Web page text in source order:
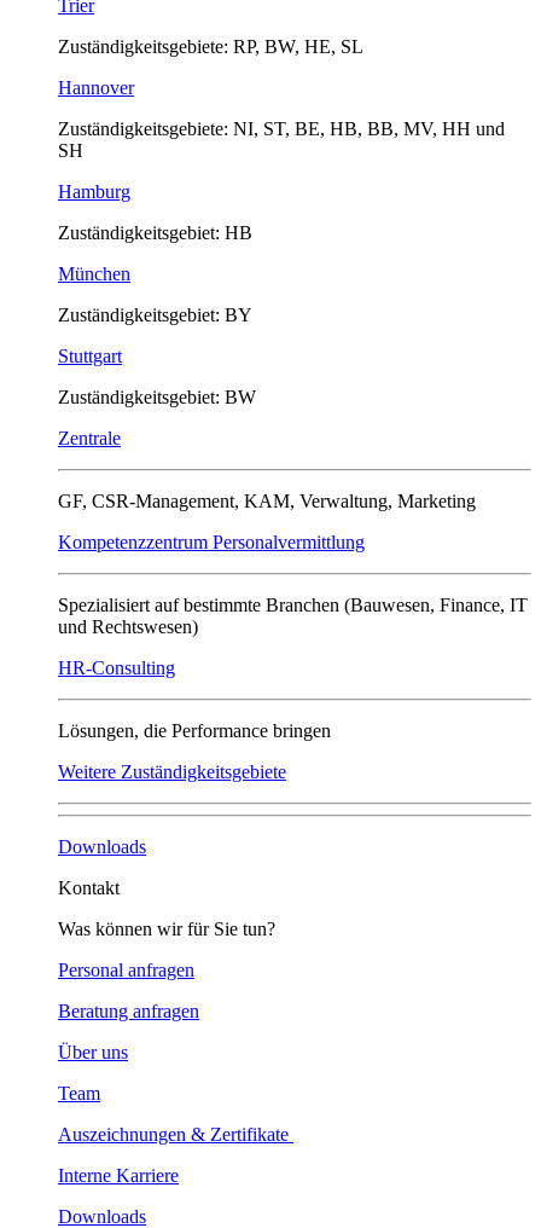
Trier
Zuständigkeitsgebiete: RP, BW, HE, SL
Hannover
Zuständigkeitsgebiete: NI, ST, BE, HB, BB, MV, HH und
SH
Hamburg
Zuständigkeitsgebiet: HB
München
Zuständigkeitsgebiet: BY
Stuttgart
Zuständigkeitsgebiet: BW
Zentrale
GF, CSR-Management, KAM, Verwaltung, Marketing
Kompetenzzentrum Personalvermittlung
Spezialisiert auf bestimmte Branchen (Bauwesen, Finance, IT
und Rechtswesen)
HR-Consulting
Lösungen, die Performance bringen
Weitere Zuständigkeitsgebiete
Downloads
Kontakt
Was können wir für Sie tun?
Personal anfragen
Beratung anfragen
Über uns
Team
Auszeichnungen & Zertifikate
Interne Karriere
Downloads